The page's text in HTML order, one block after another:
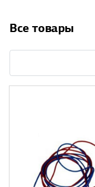
Все товары